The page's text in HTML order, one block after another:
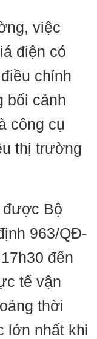
việc
điện có
chỉnh
bối cảnh
công cụ
thị trường
được Bộ
963/QĐ-
đến
tế vận
thời
lớn nhất khi